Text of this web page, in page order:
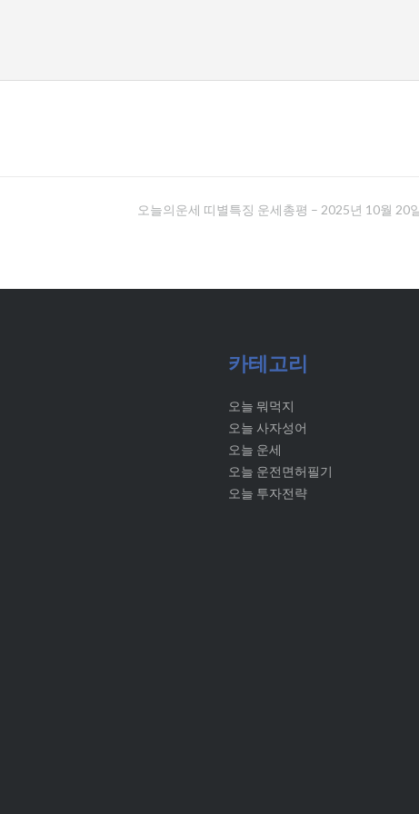
오늘의운세 띠별특징 운세총평 – 2025년 10월 20
카테고리
오늘 뭐먹지
오늘 사자성어
오늘 운세
오늘 운전면허필기
오늘 투자전략